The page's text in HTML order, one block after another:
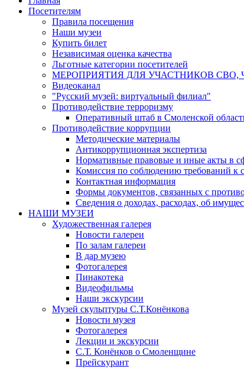
Посетителям
Правила посещения
Наши музеи
Купить билет
Независимая оценка качества
Льготные категории посетителей
МЕРОПРИЯТИЯ ДЛЯ УЧАСТНИКОВ
Видеоканал
"Русский музей: виртуальный филиал"
Противодействие терроризму
Оперативный штаб в Смоленской
Противодействие коррупции
Методические материалы
Антикоррупционная экспертиза
Нормативные правовые и иные акты в
Комиссия по соблюдению требований к
Контактная информация
Формы документов, связанных с
Сведения о доходах, расходах, об
НАШИ МУЗЕИ
Художественная галерея
Новости галереи
По залам галереи
В дар музею
Фотогалерея
Пинакотека
Видеофильмы
Наши экскурсии
Музей скульптуры С.Т.Конёнкова
Новости музея
Фотогалерея
Лекции и экскурсии
С.Т. Конёнков о Смоленщине
Прейскурант